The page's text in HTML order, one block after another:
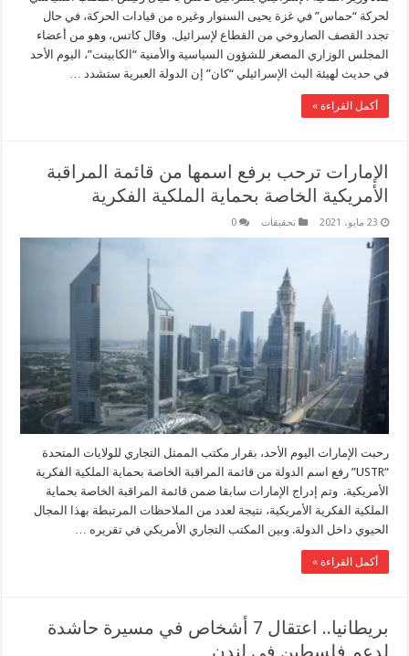
لحركة “حماس” في غزة يحيى السنوار وغيره من قيادات الحركة، في حال
تجدد القصف الصاروخي من القطاع لإسرائيل. وقال كاتس، وهو من أعضاء
المجلس الوزاري المصغر للشؤون السياسية والأمنية “الكابينت”، اليوم الأحد
في حديث لهيئة البث الإسرائيلي “كان” إن الدولة العبرية ستشدد …
أكمل القراءة »
الإمارات ترحب برفع اسمها من قائمة المراقبة
الأمريكية الخاصة بحماية الملكية الفكرية
23 مايو، 2021 تحقيقات 0
رحبت الإمارات اليوم الأحد، بقرار مكتب الممثل التجاري للولايات المتحدة
“USTR” رفع اسم الدولة من قائمة المراقبة الخاصة بحماية الملكية الفكرية
الأمريكية. وتم إدراج الإمارات سابقا ضمن قائمة المراقبة الخاصة بحماية
الملكية الفكرية الأمريكية، نتيجة لعدد من الملاحظات المرتبطة بهذا المجال
الحيوي داخل الدولة. وبين المكتب التجاري الأمريكي في تقريره …
أكمل القراءة »
بريطانيا.. اعتقال 7 أشخاص في مسيرة حاشدة
لدعم فلسطين في لندن